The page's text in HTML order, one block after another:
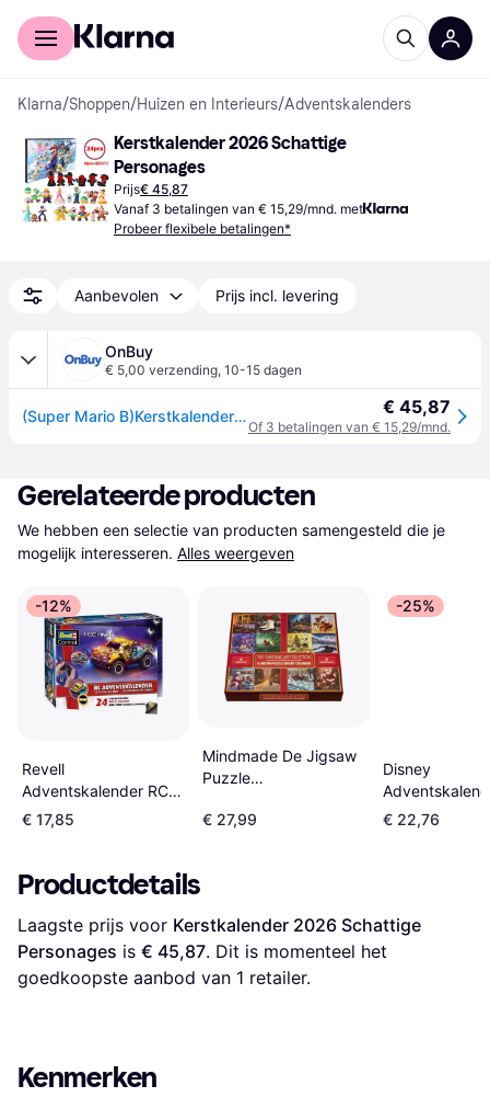
Voor shoppers
Klarna/Shoppen/Huizen en Interieurs/Adventskalenders
Kerstkalender 2026 Schattige
Personages
Prijs€ 45,87
Vanaf 3 betalingen van € 15,29/mnd. met
Probeer flexibele betalingen*
Aanbevolen Prijs incl. levering
OnBuy
€ 5,00 verzending, 10-15 dagen
(Super Mario B)Kerstkalender 2026 met schattige personages uit de gamewereld Super Mario B € 45,87
Of 3 betalingen van € 15,29/mnd.
Gerelateerde producten
We hebben een selectie van producten samengesteld die je
mogelijk interesseren. Alles weergeven
-12%
Revell
Adventskalender RC
Kerstchauffeur
€ 17,85
Mindmade De Jigsaw
Puzzle
Abraham Hunter Kim
€ 27,99
-25%
Disney
Bevat 24
Blauw
€ 22,76
Productdetails
Laagste prijs voor Kerstkalender 2026 Schattige
Personages is € 45,87. Dit is momenteel het
goedkoopste aanbod van 1 retailer.
Kenmerken